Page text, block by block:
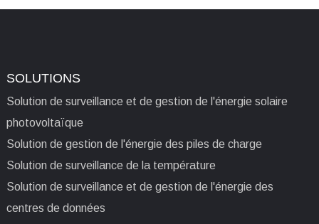
SOLUTIONS
Solution de surveillance et de gestion de l'énergie solaire
photovoltaïque
Solution de gestion de l'énergie des piles de charge
Solution de surveillance de la température
Solution de surveillance et de gestion de l'énergie des
centres de données